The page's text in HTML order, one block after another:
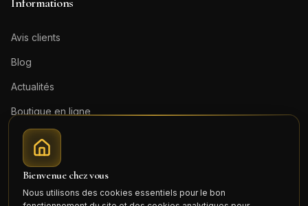
Avis clients
Blog
Actualités
Boutique en ligne
Contact
Mentions légales
Bienvenue chez vous
Nous utilisons des cookies essentiels pour le bon